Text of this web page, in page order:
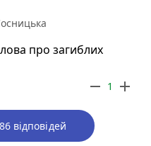
про загиблих
remove 1 add
відповідей